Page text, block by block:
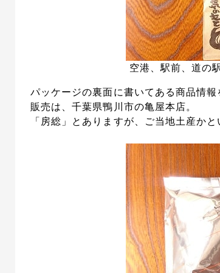
空港、駅前、道の
パッケージの裏面に書いてある商品情
販売は、千葉県鴨川市の亀屋本店。
「房総」とありますが、ご当地土産か